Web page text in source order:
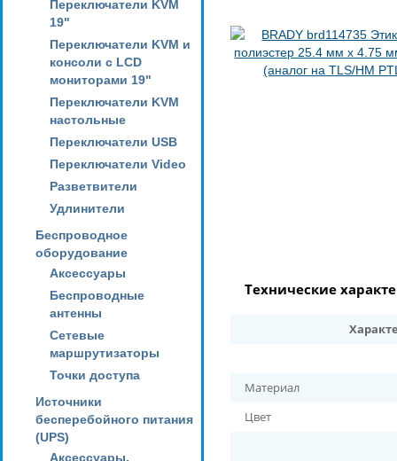
Переключатели KVM
19"
Переключатели KVM и
консоли с LCD
мониторами 19"
Переключатели KVM
настольные
Переключатели USB
Переключатели Video
Разветвители
Удлинители
Беспроводное
оборудование
Аксессуары
Беспроводные
антенны
Сетевые
маршрутизаторы
Точки доступа
Источники
бесперебойного питания
(UPS)
Аксессуары,
Технические
Материал
Цвет